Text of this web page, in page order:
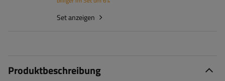
Set anzeigen
Produktbeschreibung